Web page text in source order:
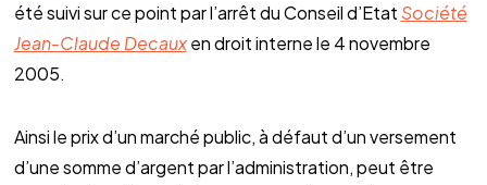
été suivi sur ce point par l’arrêt du Conseil d’Etat Société
Jean-Claude Decaux en droit interne le 4 novembre
2005.
Ainsi le prix d’un marché public, à défaut d’un versement
d’une somme d’argent par l’administration, peut être